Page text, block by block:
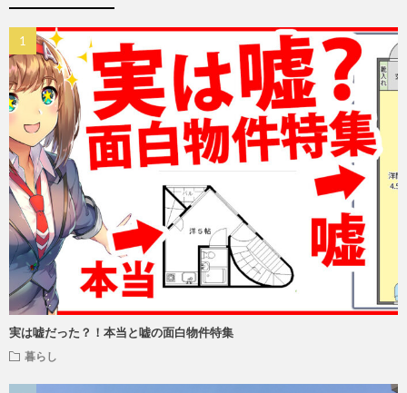
実は嘘だった？！本当と嘘の面白物件特集
暮らし